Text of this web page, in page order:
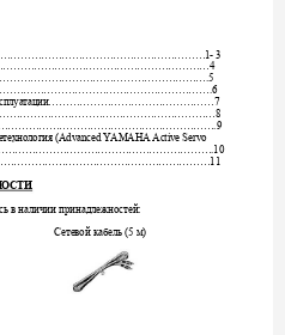
3
…………………………………………7
…………………………………8
(Advanced YAMAHA Active Servo
в наличии принадлежностей:
Сетевой кабель (5 м)